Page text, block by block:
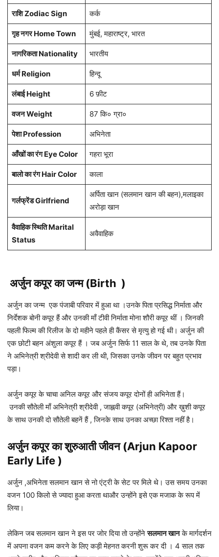
राशि Zodiac Sign कर्क
गृह नगर Home Town मुंबई, महाराष्ट्र, भारत
नागरिकता Nationality भारतीय
धर्म Religion हिन्दू
लंबाई Height 6 फ़ीट
वजन Weight 87 कि० ग्रा०
पेशा Profession अभिनेता
आँखों का रंग Eye Color गहरा भूरा
बालो का रंग Hair Color काला
गर्लफ्रेंड Girlfriend
अर्पिता खान (सलमान खान की बहन),मलाइका
अरोड़ा खान
वैवाहिक स्थिति Marital
Status
अवैवाहिक
अर्जुन कपूर का जन्म (Birth )
अर्जुन का जन्म एक पंजाबी परिवार में हुआ था ।उनके पिता प्रसिद्ध निर्माता और
निर्देशक बोनी कपूर हैं और उनकी माँ टीवी निर्माता मोना शौरी कपूर थीं । जिनकी
पहली फिल्म की रिलीज के दो महीने पहले ही कैंसर से मृत्यु हो गई थी। अर्जुन की
एक छोटी बहन अंशुला कपूर हैं । जब अर्जुन सिर्फ 11 साल के थे, तब उनके पिता
ने अभिनेत्री श्रीदेवी से शादी कर ली थी, जिसका उनके जीवन पर बहुत प्रभाव
पड़ा।
अर्जुन कपूर के चाचा अनिल कपूर और संजय कपूर दोनों ही अभिनेता हैं।
उनकी सौतेली माँ अभिनेत्री श्रीदेवी , जाह्नवी कपूर (अभिनेत्री) और ख़ुशी कपूर
के साथ उनकी दो सौतेली बहनें हैं , जिनके साथ उनका अच्छा रिश्ता नहीं है।
अर्जुन कपूर का शुरुआती जीवन (Arjun Kapoor
Early Life )
अर्जुन ,अभिनेता सलमान खान से नो एंट्री के सेट पर मिले थे। उस समय उनका
वजन 100 किलो से ज्यादा हुआ करता थाऔर उन्होंने इसे एक मजाक के रूप में
लिया।
लेकिन जब सलमान खान ने इस पर जोर दिया तो उन्होंनेसलमान खानके मार्गदर्शन
में अपना वजन कम करने के लिए कड़ी मेहनत करनी शुरू कर दी । 4 साल तक